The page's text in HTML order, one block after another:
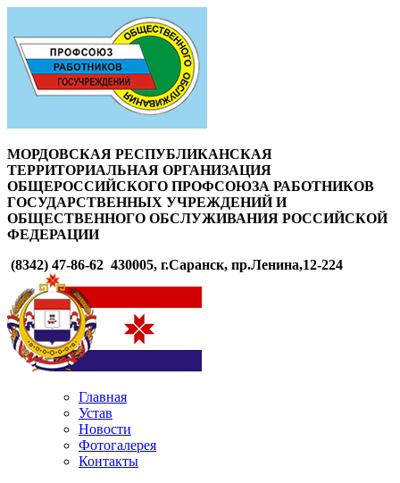
МОРДОВСКАЯ РЕСПУБЛИКАНСКАЯ
ТЕРРИТОРИАЛЬНАЯ ОРГАНИЗАЦИЯ
ОБЩЕРОССИЙСКОГО ПРОФСОЮЗА РАБОТНИКОВ
ГОСУДАРСТВЕННЫХ УЧРЕЖДЕНИЙ И
ОБЩЕСТВЕННОГО ОБСЛУЖИВАНИЯ РОССИЙСКОЙ
ФЕДЕРАЦИИ
(8342) 47-86-62 430005, г.Саранск, пр.Ленина,12-224
Главная
Устав
Новости
Фотогалерея
Контакты